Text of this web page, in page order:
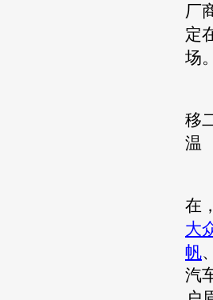
厂
定
场
移
温
在
大
帆
汽